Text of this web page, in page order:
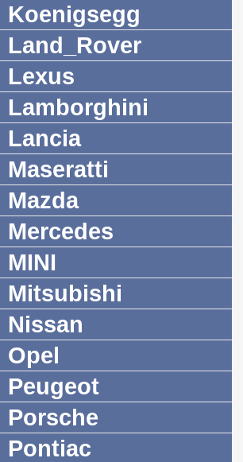
Koenigsegg
Land_Rover
Lexus
Lamborghini
Lancia
Maseratti
Mazda
Mercedes
MINI
Mitsubishi
Nissan
Opel
Peugeot
Porsche
Pontiac